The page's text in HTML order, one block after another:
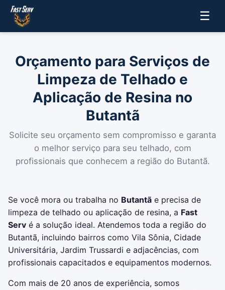
☰
Orçamento para Serviços de
Limpeza de Telhado e
Aplicação de Resina no
Butantã
Solicite seu orçamento sem compromisso e garanta
o melhor serviço para seu telhado, com
profissionais que conhecem a região do Butantã.
Se você mora ou trabalha no Butantã e precisa de
limpeza de telhado ou aplicação de resina, a Fast
Serv é a solução ideal. Atendemos toda a região do
Butantã, incluindo bairros como Vila Sônia, Cidade
Universitária, Jardim Trussardi e adjacências, com
profissionais capacitados e equipamentos modernos.
Com mais de 20 anos de experiência, somos